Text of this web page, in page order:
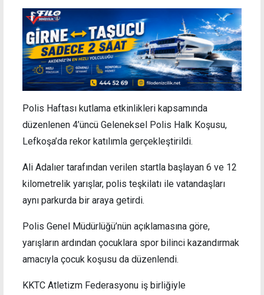
Polis Haftası kutlama etkinlikleri kapsamında
düzenlenen 4’üncü Geleneksel Polis Halk Koşusu,
Lefkoşa’da rekor katılımla gerçekleştirildi.
Ali Adalıer tarafından verilen startla başlayan 6 ve 12
kilometrelik yarışlar, polis teşkilatı ile vatandaşları
aynı parkurda bir araya getirdi.
Polis Genel Müdürlüğü’nün açıklamasına göre,
yarışların ardından çocuklara spor bilinci kazandırmak
amacıyla çocuk koşusu da düzenlendi.
KKTC Atletizm Federasyonu iş birliğiyle